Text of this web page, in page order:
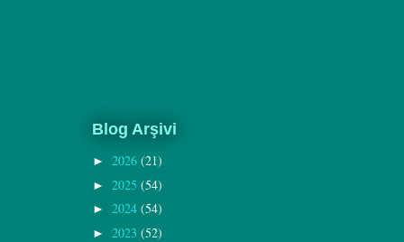
Blog Arşivi
► 2026 (21)
► 2025 (54)
► 2024 (54)
► 2023 (52)